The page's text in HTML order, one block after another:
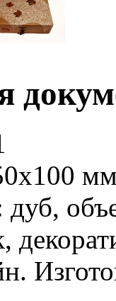
дуб,